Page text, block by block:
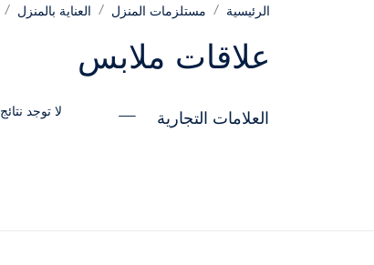
الرئيسية مستلزمات المنزل العناية بالمنزل
علاقات ملابس
العلامات التجارية لا توجد نتائج